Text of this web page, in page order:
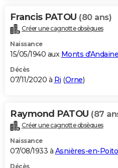
Francis PATOU (80 ans)
Créer une cagnotte obsèques
Naissance
15/05/1940 aux Monts d'Andaine
Décès
07/11/2020 à Ri (Orne)
Raymond PATOU (87
Créer une cagnotte obsèques
Naissance
07/08/1933 à Asnières-en-
Décès